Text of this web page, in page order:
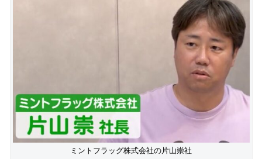
ミントフラッグ株式会社の片山崇社